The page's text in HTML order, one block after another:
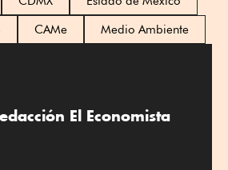
CAMe Medio Ambiente
El Economista